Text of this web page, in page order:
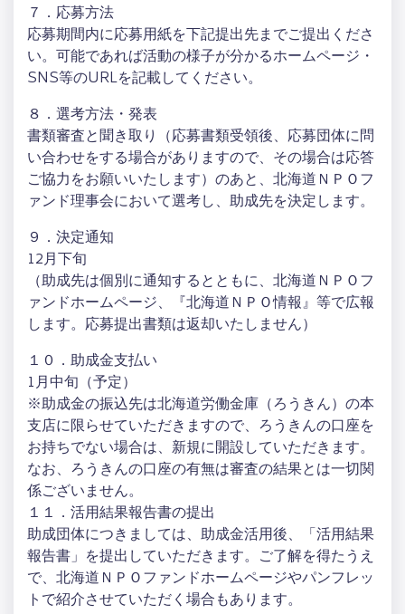
７．応募方法
応募期間内に応募用紙を下記提出先までご提出くださ
い。可能であれば活動の様子が分かるホームページ・
SNS等のURLを記載してください。
８．選考方法・発表
書類審査と聞き取り（応募書類受領後、応募団体に問
い合わせをする場合がありますので、その場合は応答
ご協力をお願いいたします）のあと、北海道ＮＰＯフ
ァンド理事会において選考し、助成先を決定します。
９．決定通知
12月下旬
（助成先は個別に通知するとともに、北海道ＮＰＯフ
ァンドホームページ、『北海道ＮＰＯ情報』等で広報
します。応募提出書類は返却いたしません）
１０．助成金支払い
1月中旬（予定）
※助成金の振込先は北海道労働金庫（ろうきん）の本
支店に限らせていただきますので、ろうきんの口座を
お持ちでない場合は、新規に開設していただきます。
なお、ろうきんの口座の有無は審査の結果とは一切関
係ございません。
１１．活用結果報告書の提出
助成団体につきましては、助成金活用後、「活用結果
報告書」を提出していただきます。ご了解を得たうえ
で、北海道ＮＰＯファンドホームページやパンフレッ
トで紹介させていただく場合もあります。